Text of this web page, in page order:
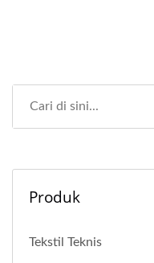
Produk
Tekstil Teknis